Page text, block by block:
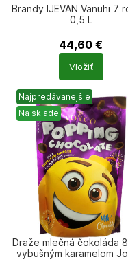
Brandy IJEVAN Vanuhi 7
0,5 L
44,60 €
Počet
produktů
Vložiť
Najpredávanejšie
Na sklade
Draže mlečná čokoláda
vybušným karamelom